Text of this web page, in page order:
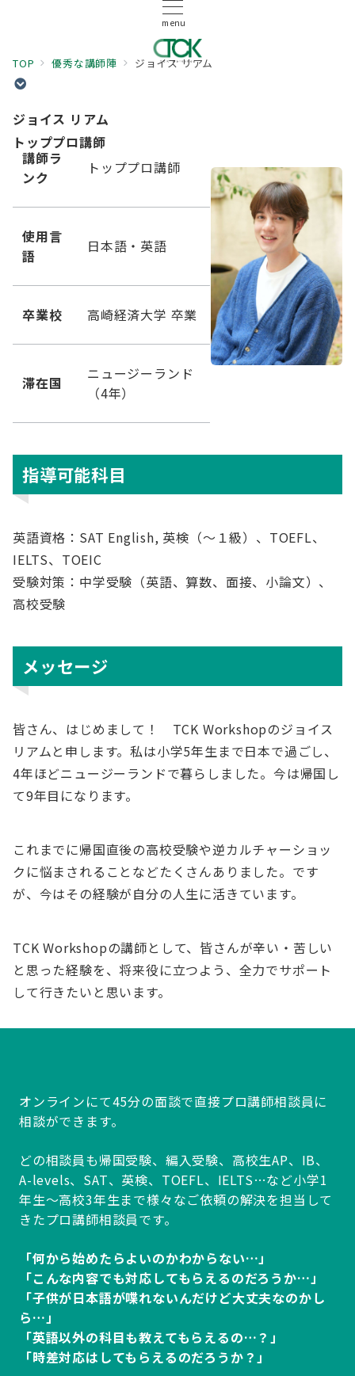
menu
TOP 優秀な講師陣 ジョイス リアム
ジョイス リアム
トッププロ講師
講師ラ
ンク
トッププロ講師
使用言
語
日本語・英語
卒業校 高崎経済大学 卒業
滞在国
ニュージーランド
（4年）
指導可能科目
英語資格：SAT English, 英検（～１級）、TOEFL、
IELTS、TOEIC
受験対策：中学受験（英語、算数、面接、小論文）、
高校受験
メッセージ
皆さん、はじめまして！ TCK Workshopのジョイス
リアムと申します。私は小学5年生まで日本で過ごし、
4年ほどニュージーランドで暮らしました。今は帰国し
て9年目になります。
これまでに帰国直後の高校受験や逆カルチャーショッ
クに悩まされることなどたくさんありました。です
が、今はその経験が自分の人生に活きています。
TCK Workshopの講師として、皆さんが辛い・苦しい
と思った経験を、将来役に立つよう、全力でサポート
して行きたいと思います。
オンラインにて45分の面談で直接プロ講師相談員に
相談ができます。
どの相談員も帰国受験、編入受験、高校生AP、IB、
A-levels、SAT、英検、TOEFL、IELTS…など小学1
年生～高校3年生まで様々なご依頼の解決を担当して
きたプロ講師相談員です。
「何から始めたらよいのかわからない…」
「こんな内容でも対応してもらえるのだろうか…」
「子供が日本語が喋れないんだけど大丈夫なのかし
ら…」
「英語以外の科目も教えてもらえるの…？」
「時差対応はしてもらえるのだろうか？」